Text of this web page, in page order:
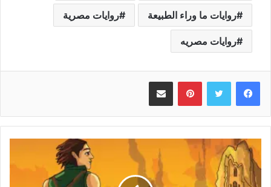
روايات ما وراء الطبيعة روايات مصرية
روايات مصريه
بينتيريست